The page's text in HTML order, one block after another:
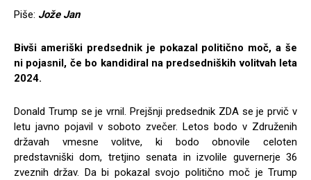
Piše: Jože Jan
Bivši ameriški predsednik je pokazal politično moč, a še
ni pojasnil, če bo kandidiral na predsedniških volitvah leta
2024.
Donald Trump se je vrnil. Prejšnji predsednik ZDA se je prvič v
letu javno pojavil v soboto zvečer. Letos bodo v Združenih
državah vmesne volitve, ki bodo obnovile celoten
predstavniški dom, tretjino senata in izvolile guvernerje 36
zveznih držav. Da bi pokazal svojo politično moč je Trump